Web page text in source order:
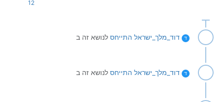
12
ד דוד_מלך_ישראל התייחס לנושא זה ב
ד דוד_מלך_ישראל התייחס לנושא זה ב